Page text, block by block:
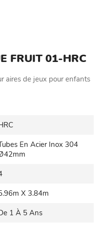
FRUIT 01-HRC
aires de jeux pour enfants
En Acier Inox 304
X 3.84m
1 À 5 Ans